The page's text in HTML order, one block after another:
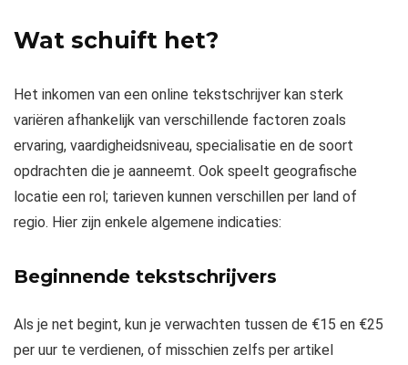
Wat schuift het?
Het inkomen van een online tekstschrijver kan sterk
variëren afhankelijk van verschillende factoren zoals
ervaring, vaardigheidsniveau, specialisatie en de soort
opdrachten die je aanneemt. Ook speelt geografische
locatie een rol; tarieven kunnen verschillen per land of
regio. Hier zijn enkele algemene indicaties:
Beginnende tekstschrijvers
Als je net begint, kun je verwachten tussen de €15 en €25
per uur te verdienen, of misschien zelfs per artikel